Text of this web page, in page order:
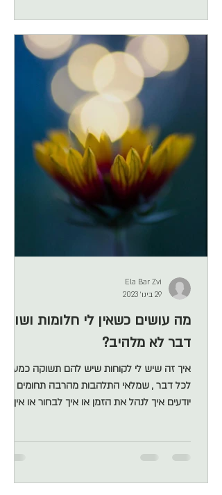
מהמחשבות שלנו ממש לא מיטיבות איתנו.
מחשבות מורידות, מבאסות, מקטינות, מפחידות,
מאיימות, מעצבנות. למה זה קורה? כי לתודעה
שלנו קשה לשאת חוסר וודאות, אז היא מכני
מה עושים כשאין לי חלומות ושום
דבר לא מלהיב?
איך זה שיש לי לקוחות שיש להם תשוקה כמעט
לכל דבר , שמלאי התלהבות מהרבה תחומים ולא
יודעים איך לנהל את הזמן או איך לבחור או איך
אמרה לי פעם אחת הלקוחות: "אני בוחרת מקצוע
Ela Bar Zvi
29 בינו׳ 2023